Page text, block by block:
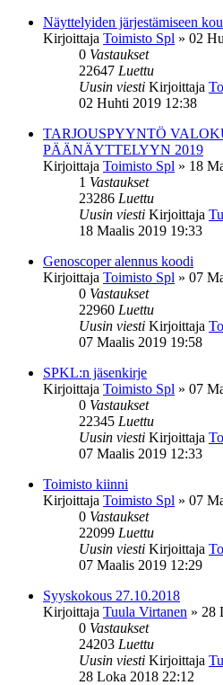
Näyttelyiden järjestämiseen
Kirjoittaja Toimisto Spl » 02
0 Vastaukset
22647 Luettu
Uusin viesti Kirjoittaja
02 Huhti 2019 12:38
TARJOUSPYYNTÖ
PÄÄNÄYTTELYYN 2019
Kirjoittaja Toimisto Spl » 18
1 Vastaukset
23286 Luettu
Uusin viesti Kirjoittaja
18 Maalis 2019 19:33
Genoscoper alennus koodi
Kirjoittaja Toimisto Spl » 07
0 Vastaukset
22960 Luettu
Uusin viesti Kirjoittaja
07 Maalis 2019 19:58
SPKL:n jäsenkirje
Kirjoittaja Toimisto Spl » 07
0 Vastaukset
22345 Luettu
Uusin viesti Kirjoittaja
07 Maalis 2019 12:33
Toimisto kiinni
Kirjoittaja Toimisto Spl » 07
0 Vastaukset
22099 Luettu
Uusin viesti Kirjoittaja
07 Maalis 2019 12:29
Syyskokous 27.10.2018
Kirjoittaja Tuula Virtanen » 28
0 Vastaukset
24203 Luettu
Uusin viesti Kirjoittaja
28 Loka 2018 22:12